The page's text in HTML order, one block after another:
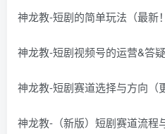
神龙教-短剧的简单玩法（最新
神龙教-短剧视频号的运营&答
神龙教-短剧赛道选择与方向（
神龙教-（新版）短剧赛道流程